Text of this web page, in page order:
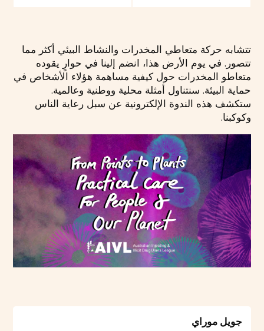
تتشابه حركة متعاطي المخدرات والنشاط البيئي أكثر مما
تتصور. في يوم الأرض هذا، انضم إلينا في حوارٍ يقوده
متعاطو المخدرات حول كيفية مساهمة هؤلاء الأشخاص في
حماية البيئة. سنتناول أمثلة محلية ووطنية وعالمية.
ستكشف هذه الندوة الإلكترونية عن سبل رعاية الناس
وكوكبنا.
جويل موراي